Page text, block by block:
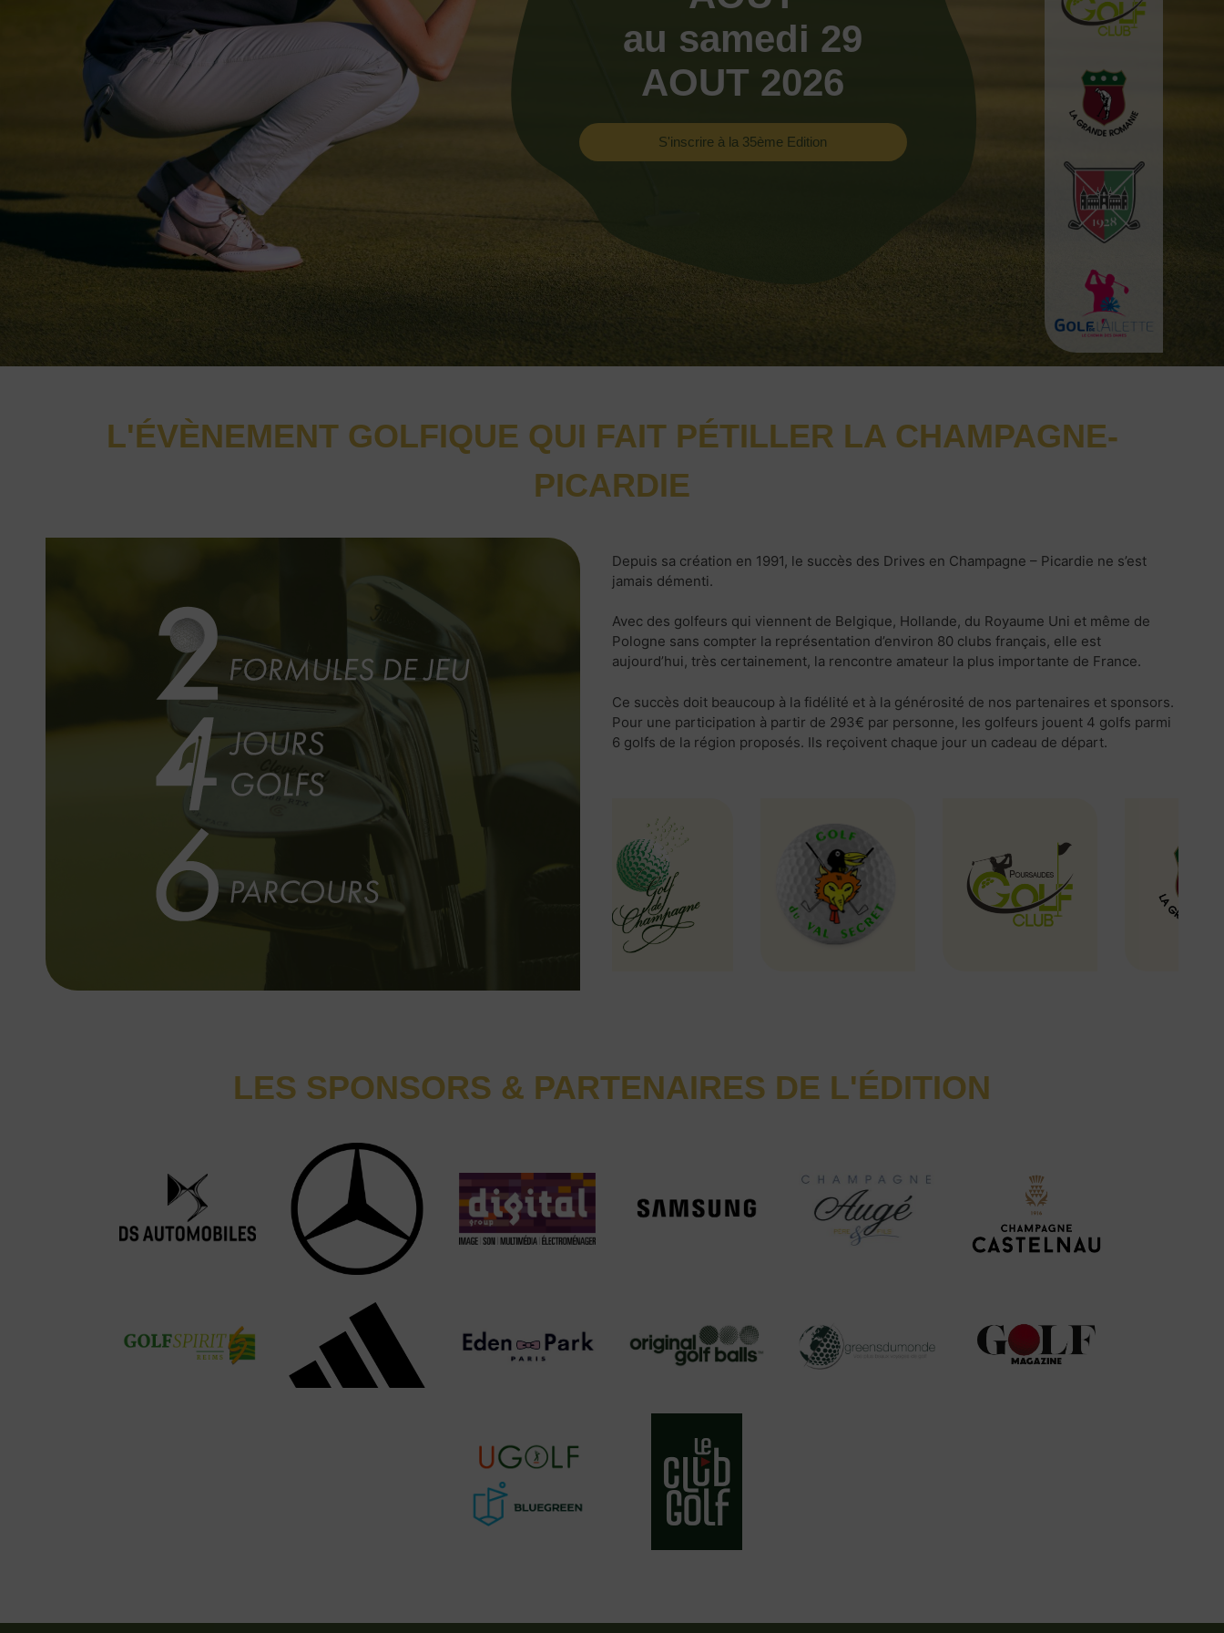
au samedi 29
AOUT 2026
S'inscrire à la 35ème Edition
L'ÉVÈNEMENT GOLFIQUE QUI FAIT PÉTILLER LA CHAMPAGNE-
PICARDIE
Depuis sa création en 1991, le succès des Drives en Champagne – Picardie ne s’est
jamais démenti.
Avec des golfeurs qui viennent de Belgique, Hollande, du Royaume Uni et même de
Pologne sans compter la représentation d’environ 80 clubs français, elle est
aujourd’hui, très certainement, la rencontre amateur la plus importante de France.
Ce succès doit beaucoup à la fidélité et à la générosité de nos partenaires et sponsors.
Pour une participation à partir de 293€ par personne, les golfeurs jouent 4 golfs parmi
6 golfs de la région proposés. Ils reçoivent chaque jour un cadeau de départ.
LES SPONSORS & PARTENAIRES DE L'ÉDITION